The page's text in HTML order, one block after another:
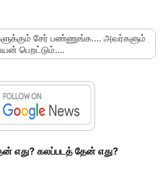
சேர் பண்ணுங்க.... அவர்களும்
பெறட்டும்....
எது? கலப்படத் தேன் எது?